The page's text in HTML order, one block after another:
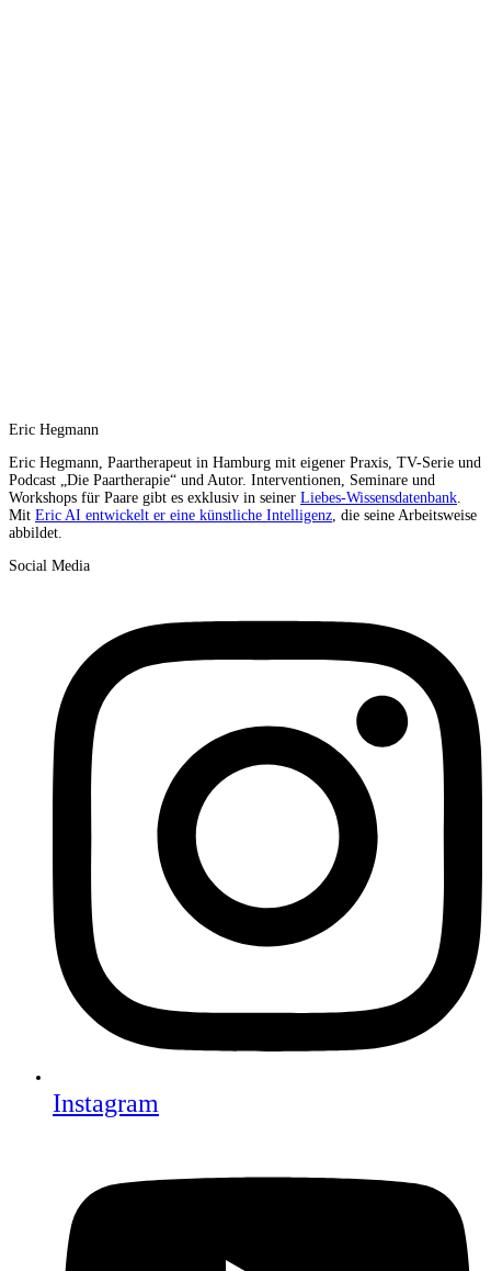
Eric Hegmann
Eric Hegmann, Paartherapeut in Hamburg mit eigener Praxis, TV-Serie und
Podcast „Die Paartherapie“ und Autor. Interventionen, Seminare und
Workshops für Paare gibt es exklusiv in seiner Liebes-Wissensdatenbank
Mit Eric AI entwickelt er eine künstliche Intelligenz , die seine Arbeitsweise
abbildet.
Social Media
Instagram